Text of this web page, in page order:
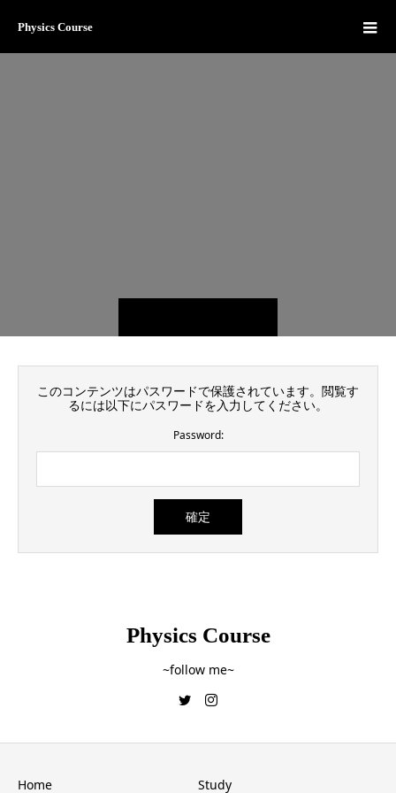
Physics Course
このコンテンツはパスワードで保護されています。閲覧す
るには以下にパスワードを入力してください。
Password:
Physics Course
~follow me~
Home Study